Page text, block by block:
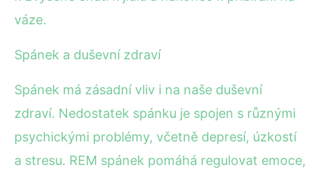
váze.
Spánek a duševní zdraví
Spánek má zásadní vliv i na naše duševní
zdraví. Nedostatek spánku je spojen s různými
psychickými problémy, včetně depresí, úzkostí
a stresu. REM spánek pomáhá regulovat emoce,